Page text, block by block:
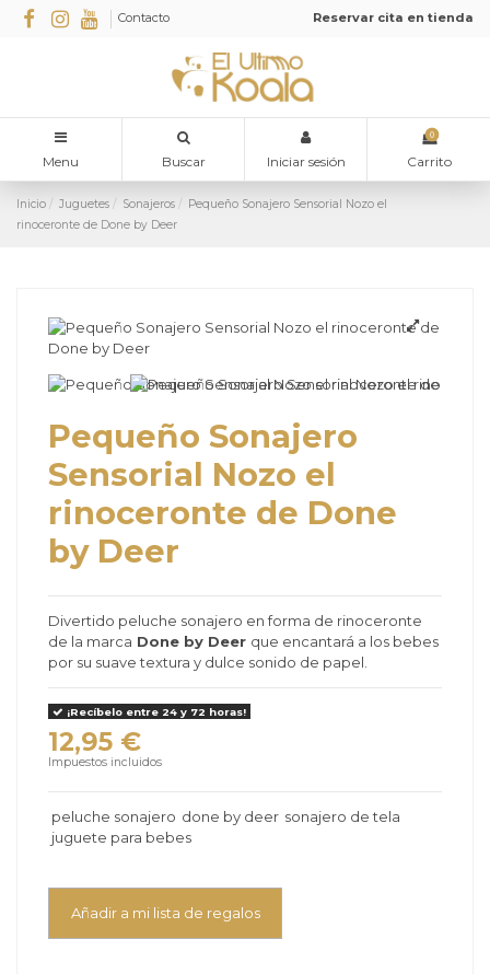
Contacto Reservar cita en tienda
Menu Buscar Iniciar sesión
0
Carrito
Inicio Juguetes Sonajeros
Pequeño Sonajero Sensorial Nozo el
rinoceronte de Done by Deer
Pequeño Sonajero
Sensorial Nozo el
rinoceronte de Done
by Deer
Divertido peluche sonajero en forma de rinoceronte
de la marca Done by Deer que encantará a los bebes
por su suave textura y dulce sonido de papel.
¡Recíbelo entre 24 y 72 horas!
12,95 €
Impuestos incluidos
peluche sonajero done by deer sonajero de tela
juguete para bebes
Añadir a mi lista de regalos